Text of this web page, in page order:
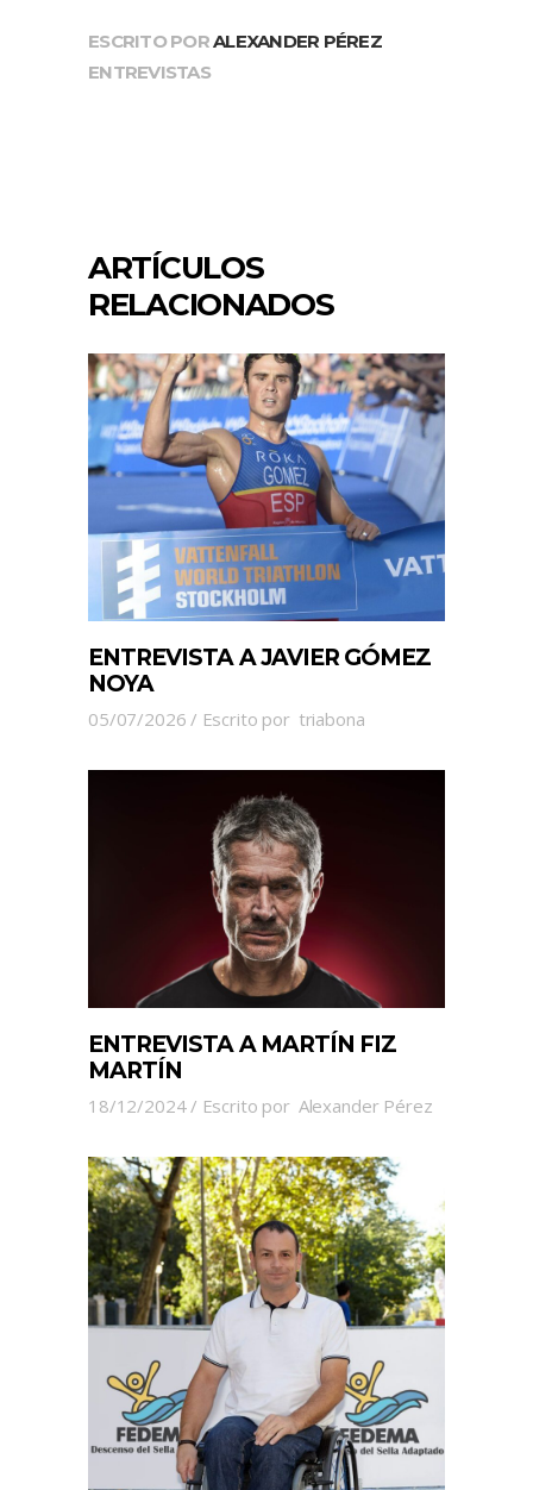
ESCRITO PORALEXANDER PÉREZ
ENTREVISTAS
ARTÍCULOS
RELACIONADOS
ENTREVISTA A JAVIER GÓMEZ
NOYA
05/07/2026 Escrito por triabona
ENTREVISTA A MARTÍN FIZ
MARTÍN
18/12/2024 Escrito por Alexander Pérez